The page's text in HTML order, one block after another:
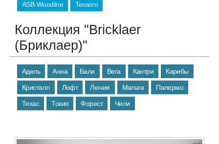
ASB-Woodline Tessoro
Коллекция "Bricklaer
(Бриклаер)"
Адель Анна Бали Вега Кантри Карибы
Кристалл Лофт Лючия Мальта Палермо
Техас Токио Форест Чили